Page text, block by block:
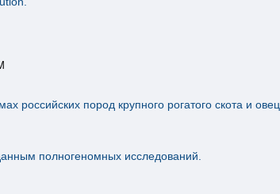
российских пород крупного рогатого скота и овец
полногеномных исследований.